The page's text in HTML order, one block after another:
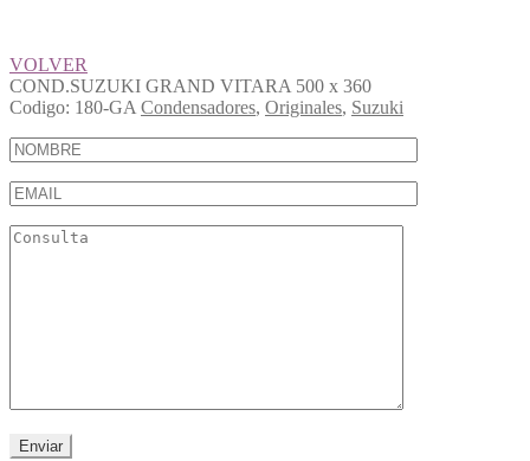
VOLVER
COND.SUZUKI GRAND VITARA 500 x 360
Codigo: 180-GA Condensadores, Originales, Suzuki